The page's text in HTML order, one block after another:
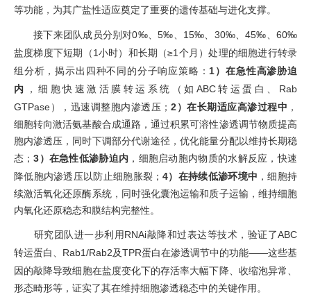
等功能，为其广盐性适应奠定了重要的遗传基础与进化支撑。
接下来团队成员分别 对0‰、5‰ 15‰ 30‰ 、45‰
60‰
盐度梯度下短期（1小时）和长期（≥1 个月）处理的细胞进行转录
组分析，揭示出四种不同的分子响应策略： 1）在急性高渗胁迫
内
，细胞快速激活膜转运系统（如 ABC转运蛋白、 Rab
GTPase），迅速调整胞内渗透压； 2）在长期适应高渗过程中 ，
细胞转向激活氨基酸合成通路，通过积累可溶性渗透调节物质提高
胞内渗透压，同时下调部分代谢途径 ，优化能量分配以维持长期稳
态 ；3）在急性低渗胁迫内 ， 细胞启动胞内物质的水解反应，快速
降低胞内渗透压以防止细胞胀裂；4） 在持续低渗环境中 ，细胞持
续激活氧化还原酶系统， 同时强化囊泡运输和质子运输，维持细胞
内氧化还原稳态和膜结构完整性。
研究团队进一步利用RNAi敲降和过表达等技术，验证了ABC
转运蛋白、 Rab1/Rab2及TPR蛋白在渗透调节中的功能——这些基
因的敲降导致细胞在盐度变化下的存活率大幅下降、 收缩泡异常、
形态畸形等 ，证实了其在维持细胞渗透稳态中的关键作用。